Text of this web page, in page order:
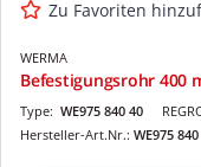
Zu Favoriten
WERMA
Befestigungsrohr 400
Type: WE975 840 40
Hersteller-Art.Nr.: WE975